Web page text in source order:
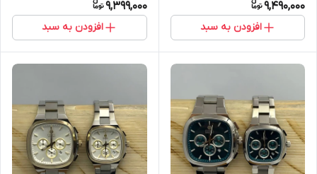
9,490,000
افزودن به سبد
9,399,000
افزودن به سبد